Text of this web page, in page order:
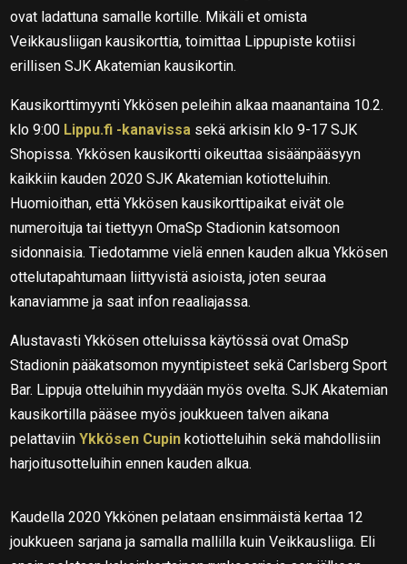
ovat ladattuna samalle kortille. Mikäli et omista
Veikkausliigan kausikorttia, toimittaa Lippupiste kotiisi
erillisen SJK Akatemian kausikortin.
Kausikorttimyynti Ykkösen peleihin alkaa maanantaina 10.2.
klo 9:00 Lippu.fi -kanavissa sekä arkisin klo 9-17 SJK
Shopissa. Ykkösen kausikortti oikeuttaa sisäänpääsyyn
kaikkiin kauden 2020 SJK Akatemian kotiotteluihin.
Huomioithan, että Ykkösen kausikorttipaikat eivät ole
numeroituja tai tiettyyn OmaSp Stadionin katsomoon
sidonnaisia. Tiedotamme vielä ennen kauden alkua Ykkösen
ottelutapahtumaan liittyvistä asioista, joten seuraa
kanaviamme ja saat infon reaaliajassa.
Alustavasti Ykkösen otteluissa käytössä ovat OmaSp
Stadionin pääkatsomon myyntipisteet sekä Carlsberg Sport
Bar. Lippuja otteluihin myydään myös ovelta. SJK Akatemian
kausikortilla pääsee myös joukkueen talven aikana
pelattaviinYkkösen Cupin kotiotteluihin sekä mahdollisiin
harjoitusotteluihin ennen kauden alkua.
Kaudella 2020 Ykkönen pelataan ensimmäistä kertaa 12
joukkueen sarjana ja samalla mallilla kuin Veikkausliiga. Eli